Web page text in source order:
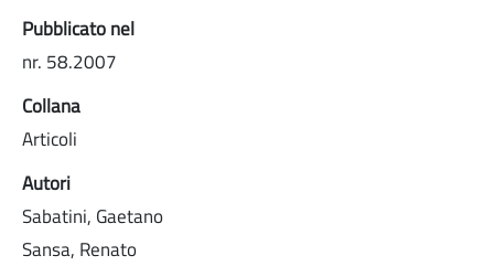
Pubblicato nel
nr. 58.2007
Collana
Articoli
Autori
Sabatini, Gaetano
Sansa, Renato